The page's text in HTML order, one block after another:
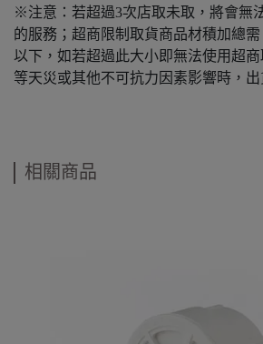
※注意：若超過3次店取未取，將會無
的服務；超商限制取貨商品材積加總需
以下，如若超過此大小即無法使用超
等天災或其他不可抗力因素影響時，出
相關商品